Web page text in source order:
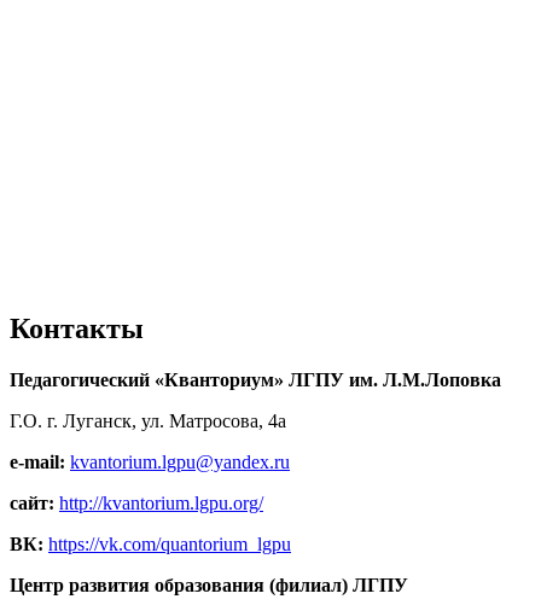
Контакты
Педагогический «Кванториум» ЛГПУ им. Л.М.Лоповка
Г.О. г. Луганск, ул. Матросова, 4а
e-mail: kvantorium.lgpu@yandex.ru
сайт: http://kvantorium.lgpu.org/
ВК: https://vk.com/quantorium_lgpu
Центр развития образования (филиал) ЛГПУ